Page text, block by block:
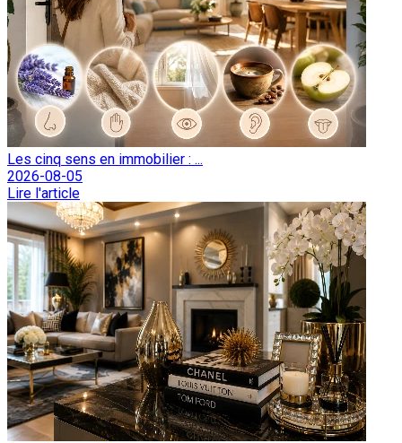
Les cinq sens en immobilier : ...
2026-08-05
Lire l'article